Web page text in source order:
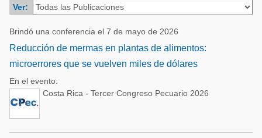
Lechería
Ver:
Brindó una conferencia el 7 de mayo de 2026
Reducción de mermas en plantas de alimentos:
microerrores que se vuelven miles de dólares
En el evento:
Costa Rica - Tercer Congreso Pecuario 2026